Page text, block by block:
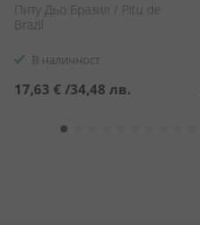
Питу Дьо Бразил / Pitu de
Brazil
В наличност
17,63 € /34,48 лв.